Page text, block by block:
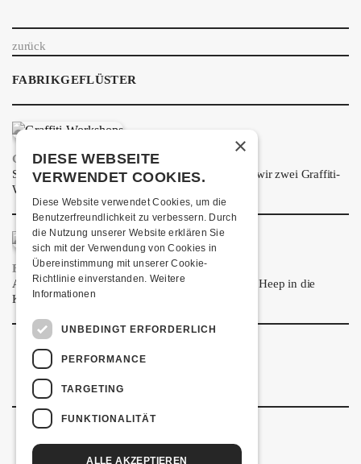
INFOS
KONTAKT
ÜBER UNS
SHOP
MITMACHEN
zurück
FABRIKGEFLÜSTER
GRAFFITI-WORKSHOPS
Spray dein eigenes Graffiti! Im September führen wir zwei Graffiti-
Workshops für Kinder und Jugendliche durch.
FRISCH BESTÄTIGT: URIAH HEEP
Am Sonntag, 15. November 2026 kommen Uriah Heep in die
Kulturfabrik Kofmehl!
×
DIESE WEBSEITE
VERWENDET COOKIES.
Diese Website verwendet Cookies, um die
Benutzerfreundlichkeit zu verbessern. Durch
die Nutzung unserer Website erklären Sie
sich mit der Verwendung von Cookies in
Übereinstimmung mit unserer Cookie-
Richtlinie einverstanden. Weitere
Informationen
UNBEDINGT ERFORDERLICH
PERFORMANCE
TARGETING
FUNKTIONALITÄT
ALLE AKZEPTIEREN